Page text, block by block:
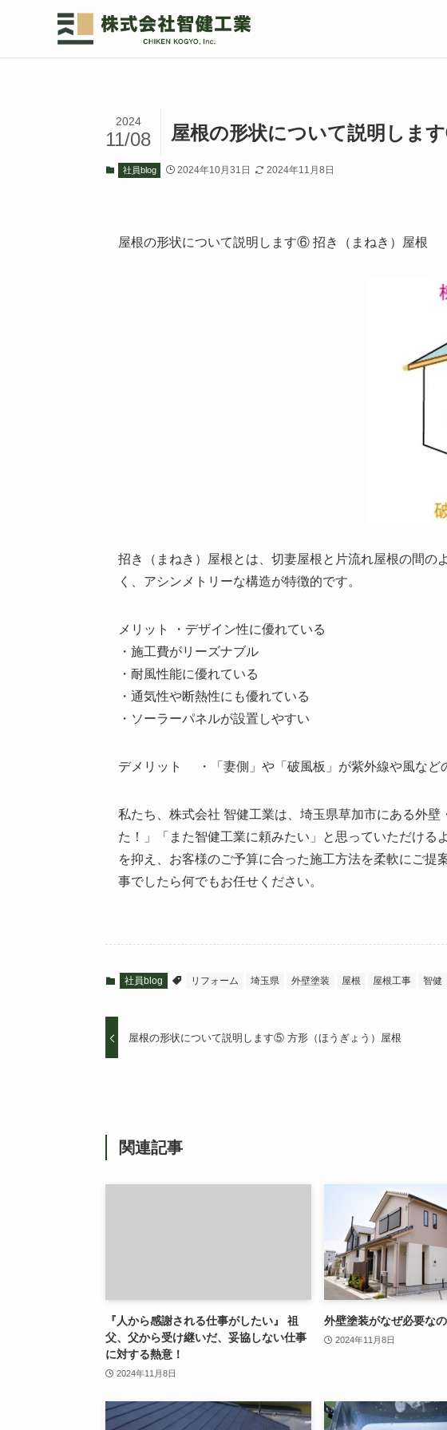
屋根の形状について説明しま
2024
11/08
社員blog 2024年10月31日 2024年11月8日
屋根の形状について説明します⑥ 招き（まねき）屋根
招き（まねき）屋根とは、切妻屋根と片流れ屋根の間
く、アシンメトリーな構造が特徴的です。
メリット ・デザイン性に優れている
・施工費がリーズナブル
・耐風性能に優れている
・通気性や断熱性にも優れている
・ソーラーパネルが設置しやすい
デメリット ・「妻側」や「破風板」が紫外線や風など
私たち、株式会社 智健工業は、埼玉県草加市にある外
た！」「また智健工業に頼みたい」と思っていただけ
を抑え、お客様のご予算に合った施工方法を柔軟にご
事でしたら何でもお任せください。
社員blog リフォーム 埼玉県 外壁塗装 屋根 屋根工事 智健
屋根の形状について説明します⑤ 方形（ほうぎょう）屋根
関連記事
『人から感謝される仕事がしたい』 祖
父、父から受け継いだ、妥協しない仕事
に対する熱意！
2024年11月8日
外壁塗装がなぜ必要な
2024年11月8日